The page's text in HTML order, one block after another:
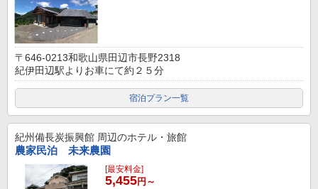
〒646-0213和歌山県田辺市長野2318
紀伊田辺駅よりお車にて約２５分
宿泊プラン一覧
紀州備長炭振興館 周辺のホテル・旅館
農家民泊 未来農園
[最安料金]
5,455円～